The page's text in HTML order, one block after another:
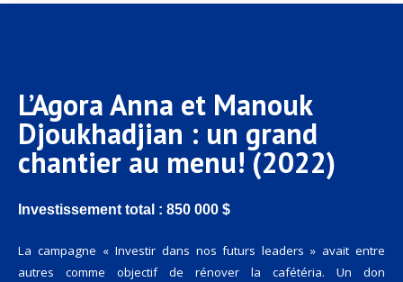
L’Agora Anna et Manouk
Djoukhadjian : un grand
chantier au menu! (2022)
Investissement total : 850 000 $
La campagne « Investir dans nos futurs leaders » avait entre
autres comme objectif de rénover la cafétéria. Un don